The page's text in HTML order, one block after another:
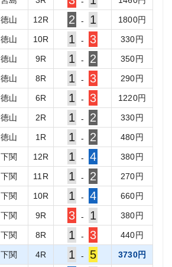
徳山 12R 2 - 1 1800円
徳山 10R 1 - 3 330円
徳山 9R 1 - 2 350円
徳山 8R 1 - 3 290円
徳山 6R 1 - 3 1220円
徳山 2R 1 - 2 330円
徳山 1 R 1 - 2 480円
下関 12R 1 - 4 380円
下関 11 R 1 - 2 270円
下関 10R 1 - 4 660円
下関 9R 3 - 1 380円
下関 8R 1 - 3 440円
下関 4R 1 - 5 3730円